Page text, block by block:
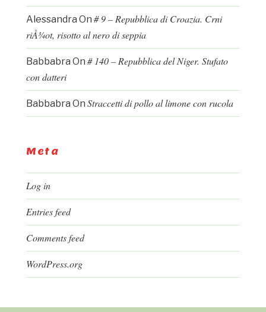
Alessandra On # 9 – Repubblica di Croazia. Crni
riÅ¾ot, risotto al nero di seppia
Babbabra On # 140 – Repubblica del Niger. Stufato
con datteri
Babbabra On Straccetti di pollo al limone con rucola
Meta
Log in
Entries feed
Comments feed
WordPress.org